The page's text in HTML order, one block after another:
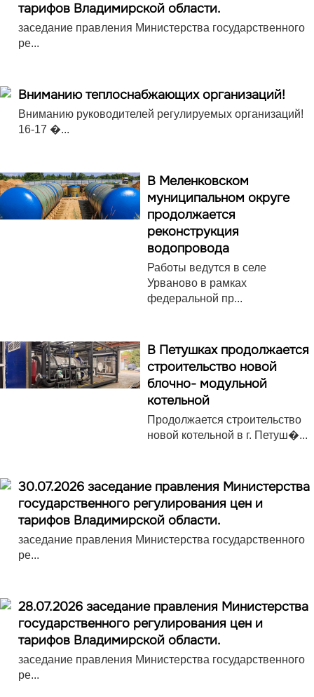
тарифов Владимирской области.
заседание правления Министерства государственного
ре...
Вниманию теплоснабжающих организаций!
Вниманию руководителей регулируемых организаций!
16-17 �...
В Меленковском
муниципальном округе
продолжается
реконструкция
водопровода
Работы ведутся в селе
Урваново в рамках
федеральной пр...
В Петушках продолжается
строительство новой
блочно- модульной
котельной
Продолжается строительство
новой котельной в г. Петуш�...
30.07.2026 заседание правления Министерства
государственного регулирования цен и
тарифов Владимирской области.
заседание правления Министерства государственного
ре...
28.07.2026 заседание правления Министерства
государственного регулирования цен и
тарифов Владимирской области.
заседание правления Министерства государственного
ре...